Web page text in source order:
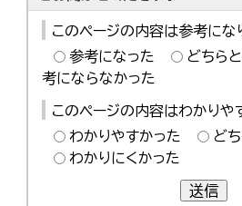
このページの内容は参考にな
参考になった
どちら
考にならなかった
このページの内容はわかりや
わかりやすかった
ど
わかりにくかった
送信